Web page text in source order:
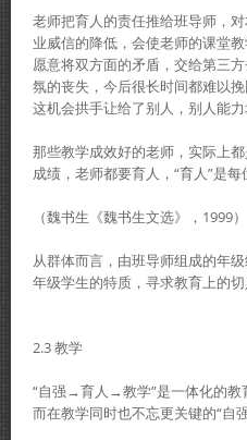
老师把育人的责任推给班导师，
业威信的降低，会使老师的课堂
愿意将双方面的矛盾，交给第三
氛的丧失，今后很长时间都难以
这机会拱手让给了别人，别人能力
那些教学成效好的老师，实际上
成绩，老师都要育人，“育人”是
（魏书生《魏书生文选》，1999）
从群体而言，由班导师组成的年
年级学生的特质，寻求教育上的
2.3 教学
“自强→育人→教学”是一体化的教
而在教学同时也不忘更关键的“自强